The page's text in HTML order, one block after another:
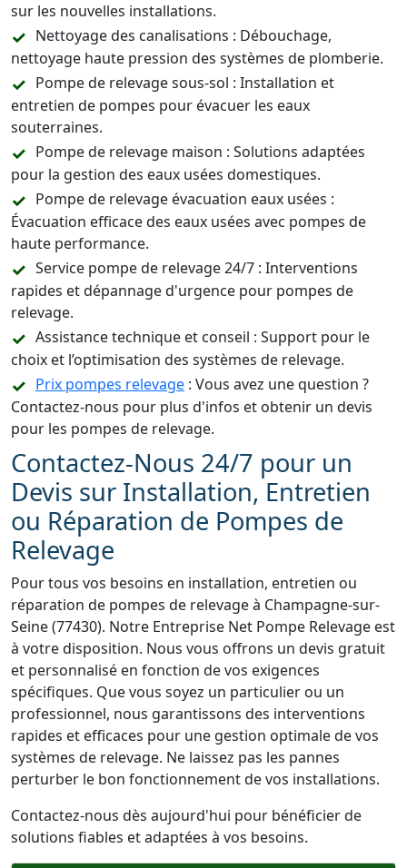
sur les nouvelles installations.
Nettoyage des canalisations : Débouchage,
nettoyage haute pression des systèmes de plomberie.
Pompe de relevage sous-sol : Installation et
entretien de pompes pour évacuer les eaux
souterraines.
Pompe de relevage maison : Solutions adaptées
pour la gestion des eaux usées domestiques.
Pompe de relevage évacuation eaux usées :
Évacuation efficace des eaux usées avec pompes de
haute performance.
Service pompe de relevage 24/7 : Interventions
rapides et dépannage d'urgence pour pompes de
relevage.
Assistance technique et conseil : Support pour le
choix et l’optimisation des systèmes de relevage.
Prix pompes relevage : Vous avez une question ?
Contactez-nous pour plus d'infos et obtenir un devis
pour les pompes de relevage.
Contactez-Nous 24/7 pour un
Devis sur Installation, Entretien
ou Réparation de Pompes de
Relevage
Pour tous vos besoins en installation, entretien ou
réparation de pompes de relevage à Champagne-sur-
Seine (77430). Notre Entreprise Net Pompe Relevage est
à votre disposition. Nous vous offrons un devis gratuit
et personnalisé en fonction de vos exigences
spécifiques. Que vous soyez un particulier ou un
professionnel, nous garantissons des interventions
rapides et efficaces pour une gestion optimale de vos
systèmes de relevage. Ne laissez pas les pannes
perturber le bon fonctionnement de vos installations.
Contactez-nous dès aujourd'hui pour bénéficier de
solutions fiables et adaptées à vos besoins.